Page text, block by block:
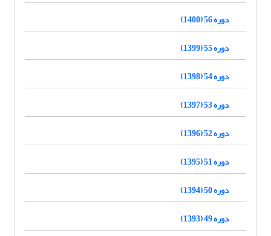
دوره 56 (1400)
دوره 55 (1399)
دوره 54 (1398)
دوره 53 (1397)
دوره 52 (1396)
دوره 51 (1395)
دوره 50 (1394)
دوره 49 (1393)